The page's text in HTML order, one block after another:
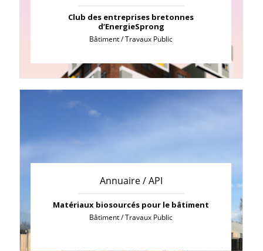
Club des entreprises bretonnes
d’EnergieSprong
Bâtiment / Travaux Public
Annuaire / API
Matériaux biosourcés pour le bâtiment
Bâtiment / Travaux Public